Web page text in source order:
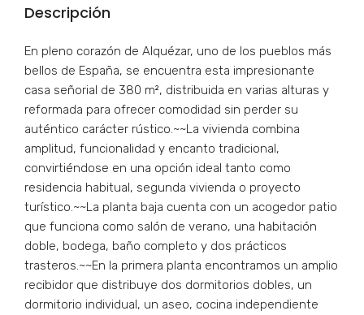
Descripción
En pleno corazón de Alquézar, uno de los pueblos más
bellos de España, se encuentra esta impresionante
casa señorial de 380 m², distribuida en varias alturas y
reformada para ofrecer comodidad sin perder su
auténtico carácter rústico.~~La vivienda combina
amplitud, funcionalidad y encanto tradicional,
convirtiéndose en una opción ideal tanto como
residencia habitual, segunda vivienda o proyecto
turístico.~~La planta baja cuenta con un acogedor patio
que funciona como salón de verano, una habitación
doble, bodega, baño completo y dos prácticos
trasteros.~~En la primera planta encontramos un amplio
recibidor que distribuye dos dormitorios dobles, un
dormitorio individual, un aseo, cocina independiente